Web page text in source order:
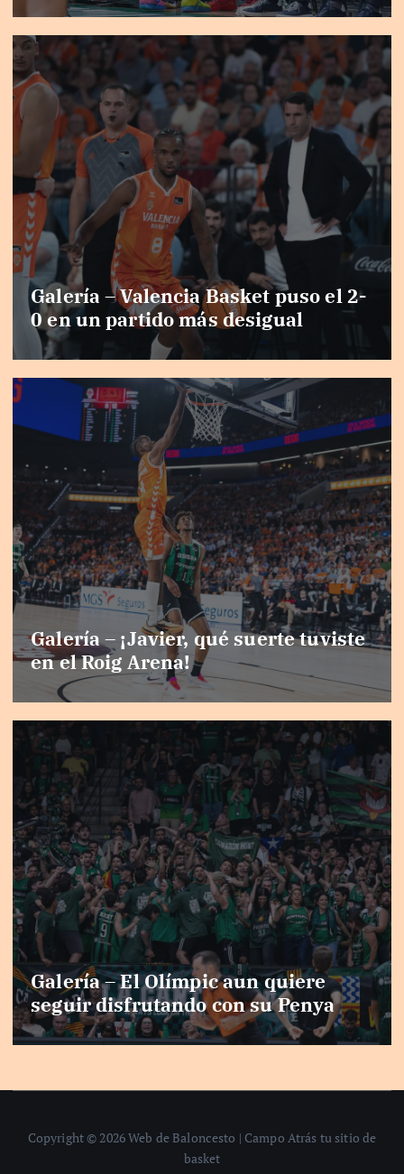
Galería – Valencia Basket puso el 2-
0 en un partido más desigual
Galería – ¡Javier, qué suerte tuviste
en el Roig Arena!
Galería – El Olímpic aun quiere
seguir disfrutando con su Penya
Copyright © 2026 Web de Baloncesto | Campo Atrás tu sitio de
basket